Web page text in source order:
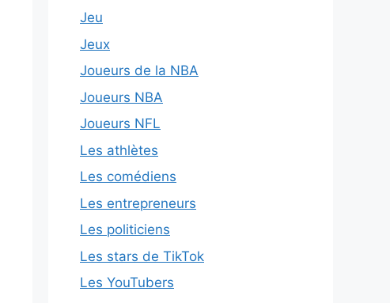
Jeu
Jeux
Joueurs de la NBA
Joueurs NBA
Joueurs NFL
Les athlètes
Les comédiens
Les entrepreneurs
Les politiciens
Les stars de TikTok
Les YouTubers